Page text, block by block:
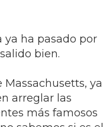
ya ha pasado por
bien.
ya
arreglar las
más famosos